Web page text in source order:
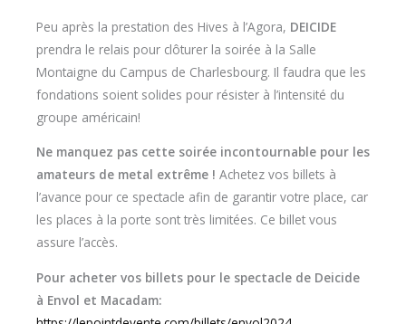
Peu après la prestation des Hives à l’Agora, DEICIDE
prendra le relais pour clôturer la soirée à la Salle
Montaigne du Campus de Charlesbourg. Il faudra que les
fondations soient solides pour résister à l’intensité du
groupe américain!
Ne manquez pas cette soirée incontournable pour les
amateurs de metal extrême ! Achetez vos billets à
l’avance pour ce spectacle afin de garantir votre place, car
les places à la porte sont très limitées. Ce billet vous
assure l’accès.
Pour acheter vos billets pour le spectacle de Deicide
à Envol et Macadam: